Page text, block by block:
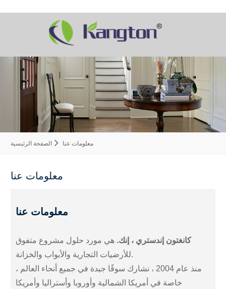
الصفحة الرئيسية معلومات عنا
معلومات عنا
معلومات عنا
كانغتون إندستري ، إنك. هي مورد حلول مشروع متفوق
للأرضيات التجارية والأبواب والخزانة.
منذ عام 2004 ، نشارك سوقًا جيدة في جميع أنحاء العالم ،
خاصة في أمريكا الشمالية وأوروبا وأستراليا وأمريكا